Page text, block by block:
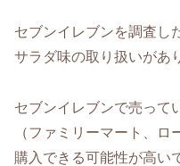
セブンイレブンを調査し
サラダ味の取り扱いがあ
セブンイレブンで売って
（ファミリーマート、
購入できる可能性が高い